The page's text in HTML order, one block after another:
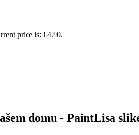
price is: €4.90.
domu - PaintLisa